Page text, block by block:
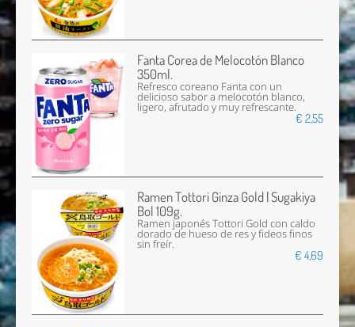
Fanta Corea de Melocotón Blanco
350ml.
Refresco coreano Fanta con un
delicioso sabor a melocotón blanco,
ligero, afrutado y muy refrescante.
€ 2,55
Ramen Tottori Ginza Gold | Sugakiya
Bol 109g.
Ramen japonés Tottori Gold con caldo
dorado de hueso de res y fideos finos
sin freír.
€ 4,69